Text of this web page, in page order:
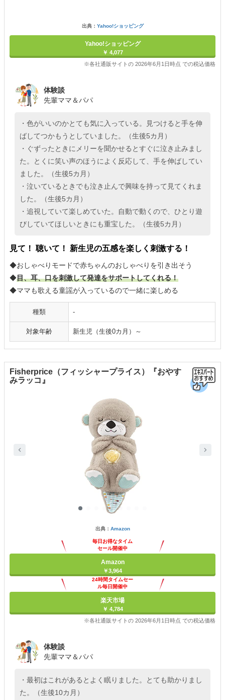
出典： Yahoo!ショッピング
Yahoo!ショッピング
￥ 4,077
※各社通販サイトの 2026年6月1日時点 での税込価格
体験談
先輩ママ＆パパ
・色がいいのかとても気に入っている。見つけると手を伸
ばしてつかもうとしていました。（生後5カ月）
・ぐずったときにメリーを聞かせるとすぐに泣き止みまし
た。とくに笑い声のほうによく反応して、手を伸ばしてい
ました。（生後5カ月）
・泣いているときでも泣き止んで興味を持って見てくれま
した。（生後5カ月）
・追視していて楽しめていた。自動で動くので、ひとり遊
びしていてほしいときにも重宝した。（生後5カ月）
見て！ 聴いて！ 新生児の五感を楽しく刺激する！
◆おしゃべりモードで赤ちゃんのおしゃべりを引き出そう
◆目、耳、口を刺激して発達をサポートしてくれる！
◆ママも歌える童謡が入っているので一緒に楽しめる
種類 -
対象年齢 新生児（生後0カ月）～
Fisherprice（フィッシャープライス）『おやす
みラッコ』
出典： Amazon
毎日お得なタイム
セール開催中
Amazon
￥3,964
24時間タイムセー
ル毎日開催中
楽天市場
￥ 4,784
※各社通販サイトの 2026年6月1日時点 での税込価格
体験談
先輩ママ＆パパ
・最初はこれがあるとよく眠りました。とても助かりまし
た。（生後10カ月）